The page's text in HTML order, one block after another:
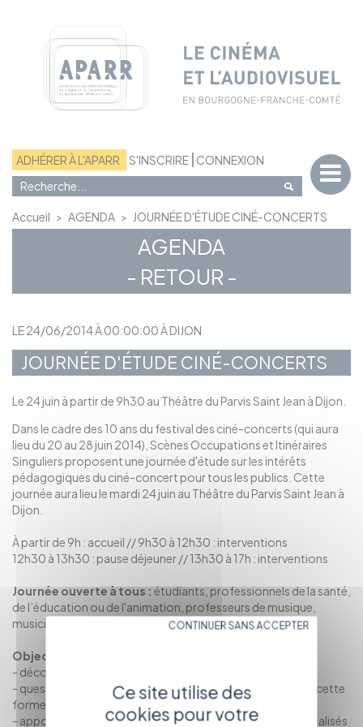
ADHÉRER À L'APARR S'INSCRIRE CONNEXION
Accueil > AGENDA > JOURNÉE D'ÉTUDE CINÉ-CONCERTS
AGENDA
- RETOUR -
LE 24/06/2014 À 00:00:00 À DIJON
JOURNÉE D'ÉTUDE CINÉ-CONCERTS
Le 24 juin à partir de 9h30 au Théâtre du Parvis Saint Jean à Dijon.
Dans le cadre des 10 ans du festival des ciné-concerts (qui aura
lieu du 20 au 28 juin 2014), Scènes Occupations et Itinéraires
Singuliers proposent une journée d'étude sur les intérêts
pédagogiques du ciné-concert pour tous les publics. Cette
journée aura lieu le mardi 24 juin au Théâtre du Parvis Saint Jean à
Dijon.
À partir de 9h : accueil // 9h30 à 12h30 : interventions
12h30 à 13h30 : pause déjeuner // 13h30 à 17h : interventions
Journée ouverte à tous :étudiants, professionnels de la santé,
de l’éducation ou de l'animation, professeurs de musique,
musiciens amateurs, professionnel du secteur culturel…
Objectifs :
- découvrir la pratique du ciné-concert
- questionner les situations d'apprentissage générées par cette
forme artistique
- apporter des exemples concrets de projets artistiques réalisés
Ce site utilise des
cookies pour votre
CONTINUER SANS ACCEPTER